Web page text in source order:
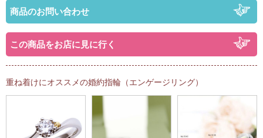
商品のお問い合わせ
この商品をお店に見に行く
重ね着けにオススメの婚約指輪（エンゲージリング）